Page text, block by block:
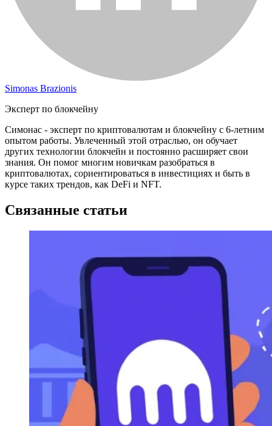
Simonas Brazionis
Эксперт по блокчейну
Симонас - эксперт по криптовалютам и блокчейну с 6-летним
опытом работы. Увлеченный этой отраслью, он обучает
других технологии блокчейн и постоянно расширяет свои
знания. Он помог многим новичкам разобраться в
криптовалютах, сориентироваться в инвестициях и быть в
курсе таких трендов, как DeFi и NFT.
Связанные статьи